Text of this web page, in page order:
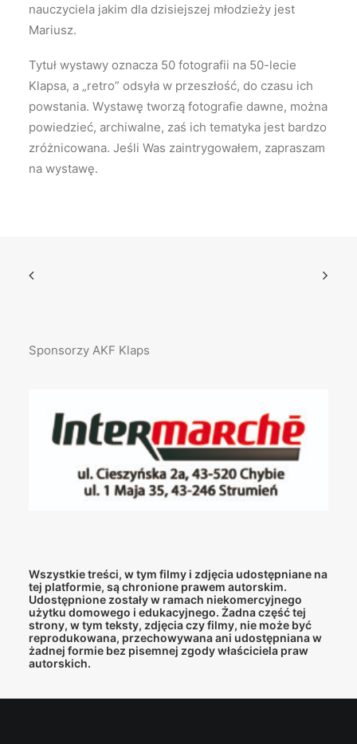
nauczyciela jakim dla dzisiejszej młodzieży jest
Mariusz.
Tytuł wystawy oznacza 50 fotografii na 50-lecie
Klapsa, a „retro” odsyła w przeszłość, do czasu ich
powstania. Wystawę tworzą fotografie dawne, można
powiedzieć, archiwalne, zaś ich tematyka jest bardzo
zróżnicowana. Jeśli Was zaintrygowałem, zapraszam
na wystawę.
Sponsorzy AKF Klaps
Wszystkie treści, w tym filmy i zdjęcia udostępniane na
tej platformie, są chronione prawem autorskim.
Udostępnione zostały w ramach niekomercyjnego
użytku domowego i edukacyjnego. Żadna część tej
strony, w tym teksty, zdjęcia czy filmy, nie może być
reprodukowana, przechowywana ani udostępniana w
żadnej formie bez pisemnej zgody właściciela praw
autorskich.